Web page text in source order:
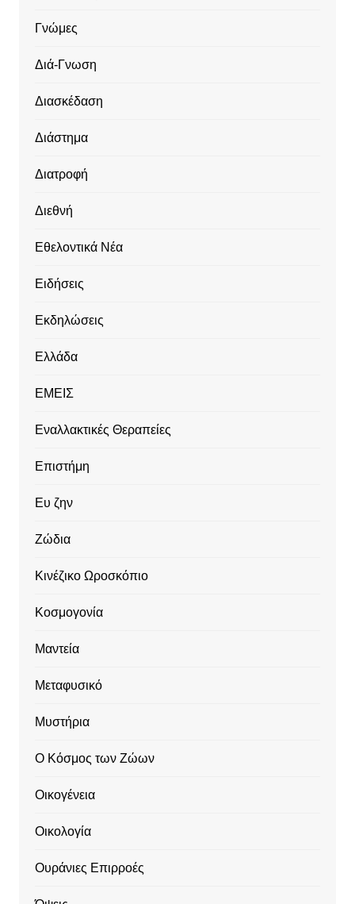
Γνώμες
Διά-Γνωση
Διασκέδαση
Διάστημα
Διατροφή
Διεθνή
Εθελοντικά Νέα
Ειδήσεις
Εκδηλώσεις
Ελλάδα
ΕΜΕΙΣ
Εναλλακτικές Θεραπείες
Επιστήμη
Ευ ζην
Ζώδια
Κινέζικο Ωροσκόπιο
Κοσμογονία
Μαντεία
Μεταφυσικό
Μυστήρια
Ο Κόσμος των Ζώων
Οικογένεια
Οικολογία
Ουράνιες Επιρροές